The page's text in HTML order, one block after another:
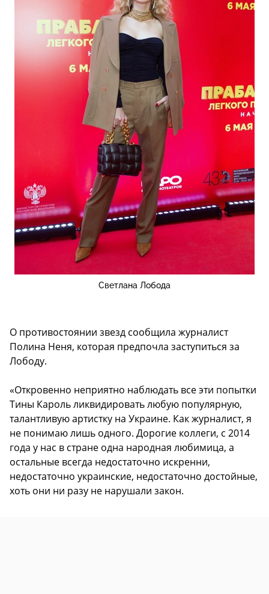
Светлана Лобода
О противостоянии звезд сообщила журналист
Полина Неня, которая предпочла заступиться за
Лободу.
«Откровенно неприятно наблюдать все эти попытки
Тины Кароль ликвидировать любую популярную,
талантливую артистку на Украине. Как журналист, я
не понимаю лишь одного. Дорогие коллеги, с 2014
года у нас в стране одна народная любимица, а
остальные всегда недостаточно искренни,
недостаточно украинские, недостаточно достойные,
хоть они ни разу не нарушали закон.